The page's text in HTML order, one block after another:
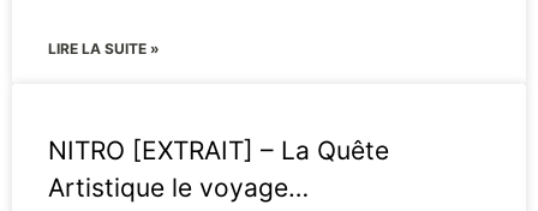
LIRE LA SUITE »
NITRO [EXTRAIT] – La Quête
Artistique le voyage…